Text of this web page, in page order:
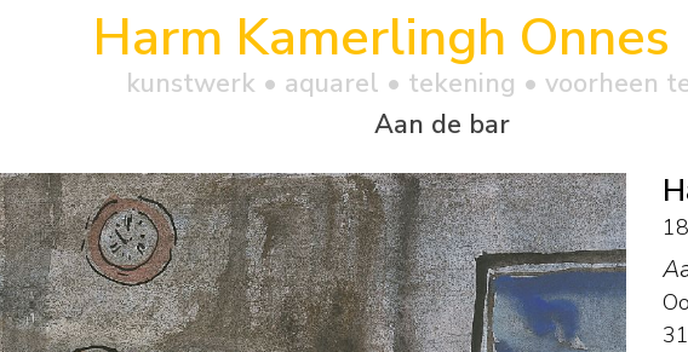
Harm Kamerlingh Onnes
kunstwerk • aquarel • tekening • voorheen
Aan de bar